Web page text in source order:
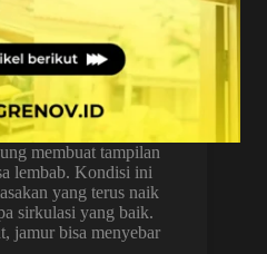
membuat tampilan
lembab. Kondisi ini
yang terus naik
sirkulasi yang baik.
jamur bisa menyebar